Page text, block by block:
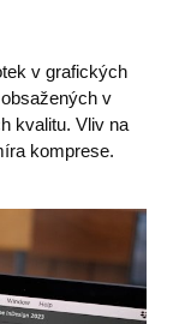
v grafických
v
kvalitu. Vliv na
komprese.